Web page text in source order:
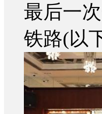
最后一
铁路(以